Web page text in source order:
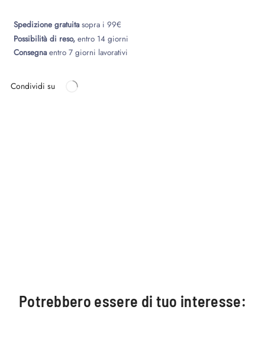
Spedizione gratuitasopra i 99€
Possibilità di reso, entro 14 giorni
Consegnaentro 7 giorni lavorativi
Condividi su
Potrebbero essere di tuo interesse: